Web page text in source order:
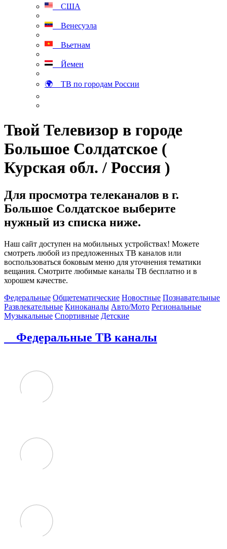
США
Венесуэла
Вьетнам
Йемен
🌍 ТВ по городам России
Твой Телевизор в городе
Большое Солдатское (
Курская обл. / Россия )
Для просмотра телеканалов в г.
Большое Солдатское выберите
нужный из списка ниже.
Наш сайт доступен на мобильных устройствах! Можете
смотреть любой из предложенных ТВ каналов или
воспользоваться боковым меню для уточнения тематики
вещания. Смотрите любимые каналы ТВ бесплатно и в
хорошем качестве.
Федеральные Общетематические Новостные Познавательные
Развлекательные Киноканалы Авто/Мото Региональные
Музыкальные Спортивные Детские
Федеральные ТВ каналы